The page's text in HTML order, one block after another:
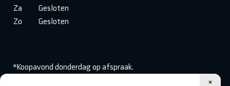
Za
Gesloten
Zo
Gesloten
*Koopavond donderdag op afspraak.